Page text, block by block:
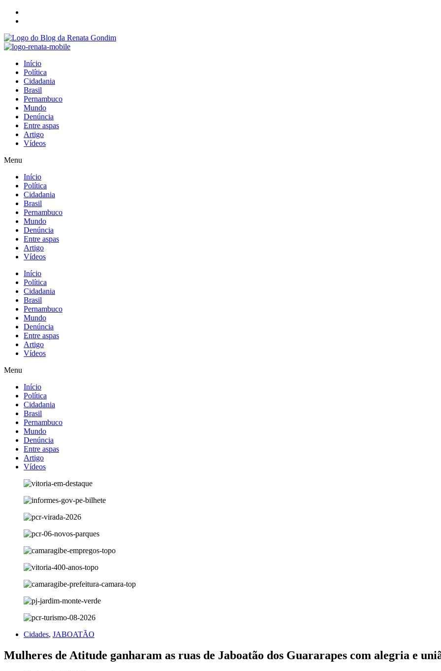
Início
Política
Cidadania
Brasil
Pernambuco
Mundo
Denúncia
Entre aspas
Artigo
Vídeos
Menu
Início
Política
Cidadania
Brasil
Pernambuco
Mundo
Denúncia
Entre aspas
Artigo
Vídeos
Início
Política
Cidadania
Brasil
Pernambuco
Mundo
Denúncia
Entre aspas
Artigo
Vídeos
Menu
Início
Política
Cidadania
Brasil
Pernambuco
Mundo
Denúncia
Entre aspas
Artigo
Vídeos
Cidades, JABOATÃO
Mulheres de Atitude ganharam as ruas de Jaboatão dos Guararapes com alegria e